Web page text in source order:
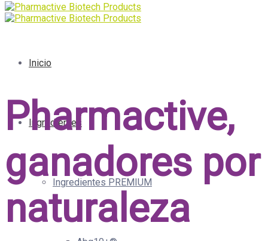
Inicio
Ingredientes
Ingredientes PREMIUM
Pharmactive,
ganadores por
naturaleza